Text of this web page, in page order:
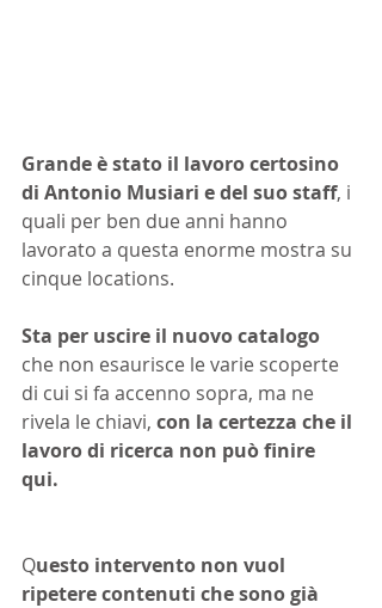
Grande è stato il lavoro certosino
di Antonio Musiari e del suo staff, i
quali per ben due anni hanno
lavorato a questa enorme mostra su
cinque locations.
Sta per uscire il nuovo catalogo
che non esaurisce le varie scoperte
di cui si fa accenno sopra, ma ne
rivela le chiavi, con la certezza che il
lavoro di ricerca non può finire
qui.
Questo intervento non vuol
ripetere contenuti che sono già